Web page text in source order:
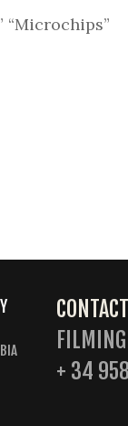
“Microchips”
+ 34